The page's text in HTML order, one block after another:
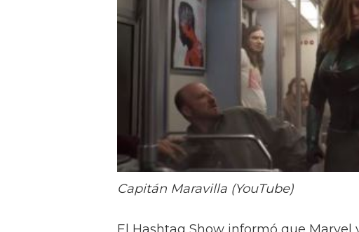
Capitán Maravilla (YouTube)